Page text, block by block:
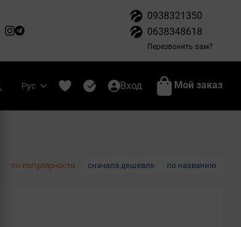
0938321350
0638348618
Перезвонить вам?
Рус Вход Мой заказ
по популярности сначала дешевле по названию